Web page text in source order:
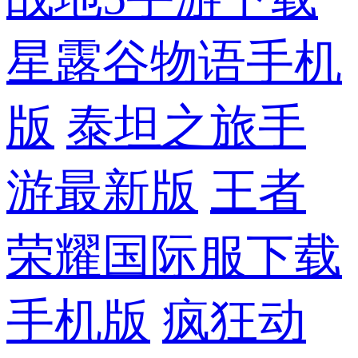
星露谷物语手机
版 泰坦之旅手
游最新版 王者
荣耀国际服下载
手机版 疯狂动